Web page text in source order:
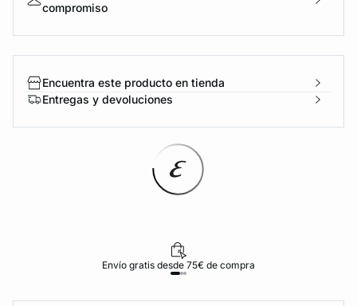
compromiso
Encuentra este producto en tienda
Entregas y devoluciones
Envío gratis desde 75€ de compra